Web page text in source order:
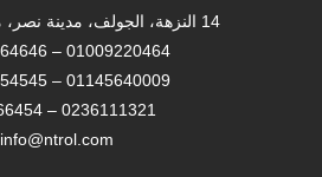
14 النزهة، الجولف، مدينة نصر، محافظة القاهرة‬
01009220464 – 01203464646
01145640009 – 01203454545
0236111321 – 034266454
info@ntrol.com